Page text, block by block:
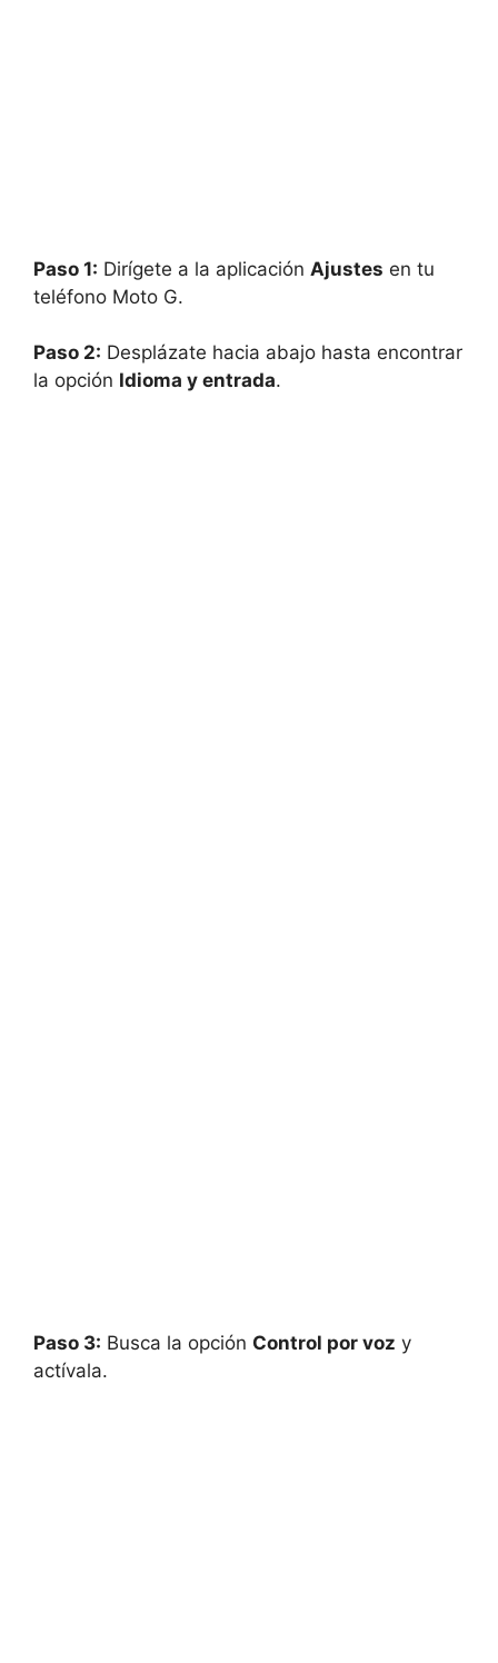
Paso 1: Dirígete a la aplicación Ajustes en tu
teléfono Moto G.
Paso 2: Desplázate hacia abajo hasta encontrar
la opción Idioma y entrada.
Paso 3: Busca la opción Control por voz y
actívala.